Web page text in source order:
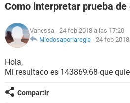
NUTRICIÓN
BIENESTAR
SEXUALIDAD
Como interpretar prueba de
Vanessa - 24 feb 2018 a las 17:20
Miedosaporlaregla - 24 feb 2018
Hola,
Mi resultado es 143869.68 que
Compartir